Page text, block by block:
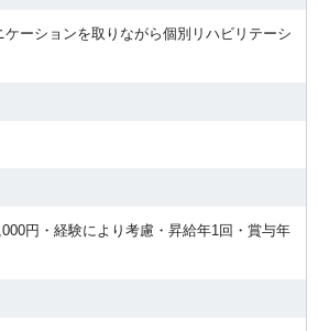
ケーションを取りながら個別リハビリテーシ
円・経験により考慮・昇給年1回・賞与年